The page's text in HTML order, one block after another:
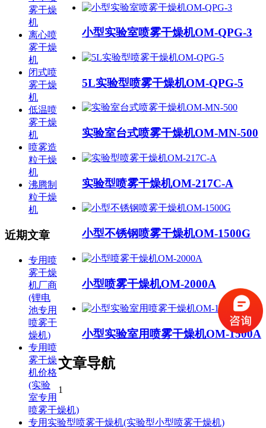
小型实验室喷雾干燥机OM-QPG-3
5L实验型喷雾干燥机OM-QPG-5
实验室台式喷雾干燥机OM-MN-500
实验型喷雾干燥机OM-217C-A
小型不锈钢喷雾干燥机OM-1500G
小型喷雾干燥机OM-2000A
小型实验室用喷雾干燥机OM-1500A
文章导航
1
雾干燥
机
离心喷
雾干燥
机
闭式喷
雾干燥
机
低温喷
雾干燥
机
喷雾造
粒干燥
机
沸腾制
粒干燥
机
近期文章
专用喷
雾干燥
机厂商
(锂电
池专用
喷雾干
燥机)
专用喷
雾干燥
机价格
(实验
室专用
喷雾干燥机)
专用实验型喷雾干燥机(实验型小型喷雾干燥机)